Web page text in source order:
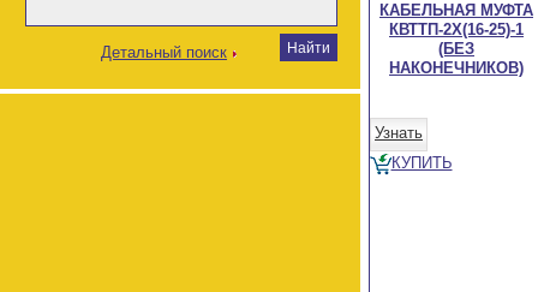
Детальный поиск
КАБЕЛЬНАЯ МУФТА
КВТТП-2Х(16-25)-1
(БЕЗ
НАКОНЕЧНИКОВ)
Узнать
КУПИТЬ